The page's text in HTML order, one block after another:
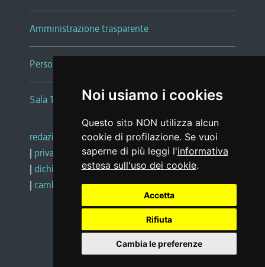
Noi usiamo i cookies
Questo sito NON utilizza alcun
cookie di profilazione. Se vuoi
saperne di più leggi l'informativa
estesa sull'uso dei cookie.
Accetta
Rifiuta
Cambia le preferenze
Amministrazione trasparente
Persone e Uffici
Sala Tiziano Tessitori
redazione web |note legali |glossario
| privacy
social media policy
| dichiarazione di accessibilità |feedback
| cambio preferenze cookie
Realizzato da